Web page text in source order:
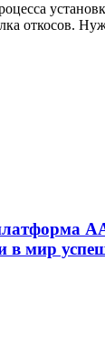
Наружные
откосы
откосов.
в мир